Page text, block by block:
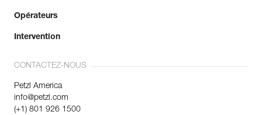
Opérateurs
Intervention
CONTACTEZ-NOUS
Petzl America
info@petzl.com
(+1) 801 926 1500